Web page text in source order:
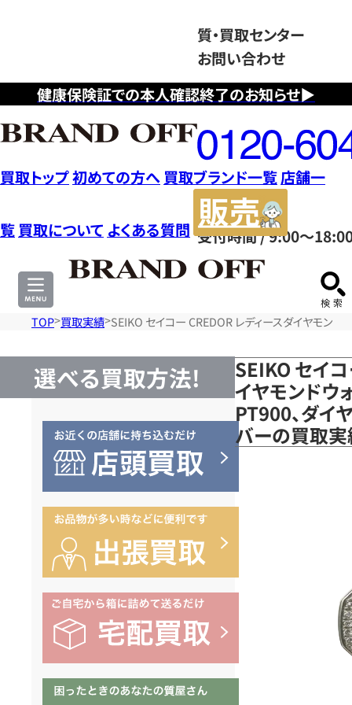
健康保険証での本人確認終了のお知らせ▶
質・買取センター
お問い合わせ
フ
リ
ー
ダ
イ
ヤ
ル
0120604117
受付時間 / 9:00～
買取トップ初めての方へ 買取ブランド一覧店舗一
覧 買取について よくある質問
サ
TOP 買取実績 SEIKO セイコー CREDOR レディースダイヤモン
選べる買取方法!
SEIKO セイ
イヤモンドウ
PT900、ダイ
バーの買取